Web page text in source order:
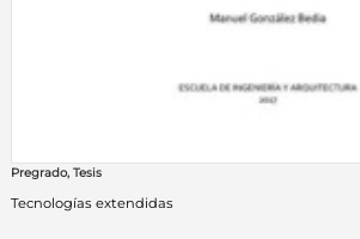
Pregrado, Tesis
Tecnologías extendidas